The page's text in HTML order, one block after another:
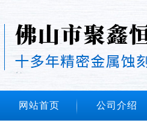
网站首页 公司介绍